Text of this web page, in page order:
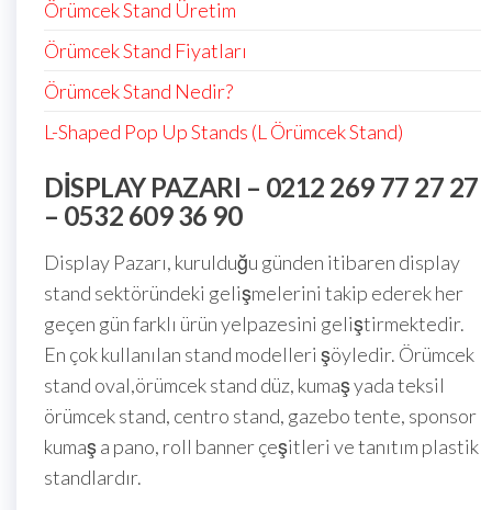
Örümcek Stand Üretim
Örümcek Stand Fiyatları
Örümcek Stand Nedir?
L-Shaped Pop Up Stands (L Örümcek Stand)
DISPLAY PAZARI – 0212 269 77 27 27
– 0532 609 36 90
Display Pazarı, kurulduğu günden itibaren display
stand sektöründeki gelişmelerini takip ederek her
geçen gün farklı ürün yelpazesini geliştirmektedir.
En çok kullanılan stand modelleri şöyledir. Örümcek
stand oval,örümcek stand düz, kumaş yada teksil
örümcek stand, centro stand, gazebo tente, sponsor
kumaş a pano, roll banner çeşitleri ve tanıtım plastik
standlardır.